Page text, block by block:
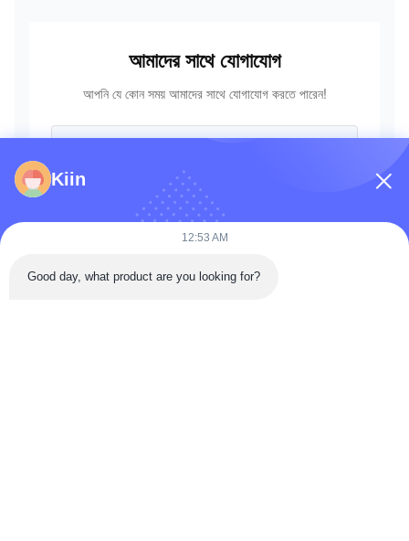
আমাদের সাথে যোগাযোগ
আপনি যে কোন সময় আমাদের সাথে যোগাযোগ করতে পারেন!
Kiin
12:53 AM
Good day, what product are you looking for?